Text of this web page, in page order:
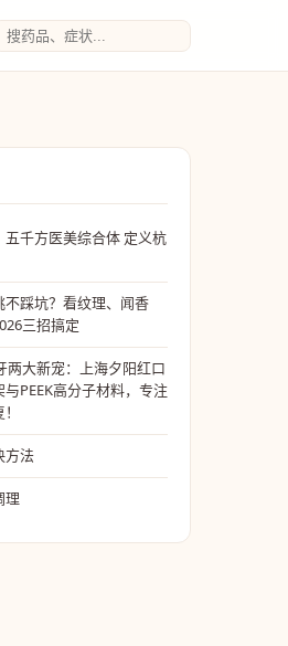
千方医美综合体 定义杭
不踩坑？看纹理、闻香
三招搞定
两大新宠：上海夕阳红口
PEEK高分子材料，专注
方法
理